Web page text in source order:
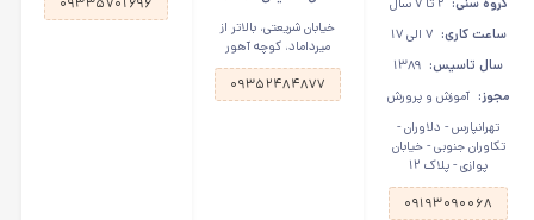
ساعت کاری: ۷ الی ۱۷
سال تاسیس: ۱۳۸۹
مجوز: آموزش و پرورش
تهرانپارس - دلاوران -
تکاوران جنوبی - خیابان
پوازی - پلاک ۱۲
۰۹۱۹۳۰۹۰۰۶۸
خیابان شریعتی،‌ بالاتر از
میرداماد، کوچه آهور
۰۹۳۵۲۴۸۴۸۷۷